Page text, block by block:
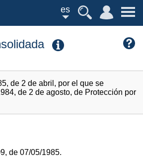
es
de 2 de abril, por el que se
de 2 de agosto, de Protección por
de 07/05/1985.